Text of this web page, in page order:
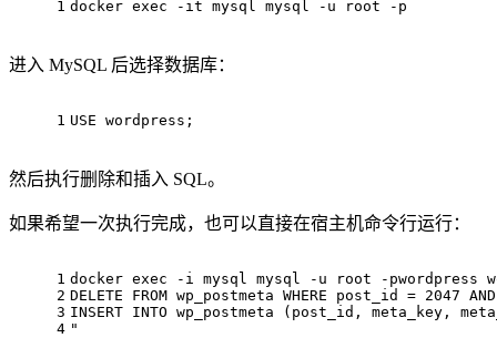
1 docker exec -it mysql mysql -u root -p
进入 MySQL 后选择数据库：
1 USE wordpress;
然后执行删除和插入 SQL。
如果希望一次执行完成，也可以直接在宿主机命令行运行：
1
2
3
4
docker exec -i mysql mysql -u root -pwordpress
DELETE FROM wp_postmeta WHERE post_id =
INSERT INTO wp_postmeta (post_id,
"